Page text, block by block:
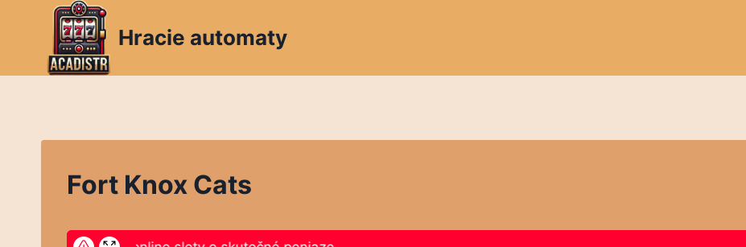
Hracie automaty
Fort Knox Cats